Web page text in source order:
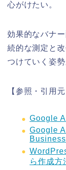
心がけたい。
効果的なバナ
続的な測定と
つけていく姿勢
【参照・引用元
Google
Google
ら作成方